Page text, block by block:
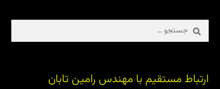
جستجو
برای:
ارتباط مستقیم با مهندس رامین تابان